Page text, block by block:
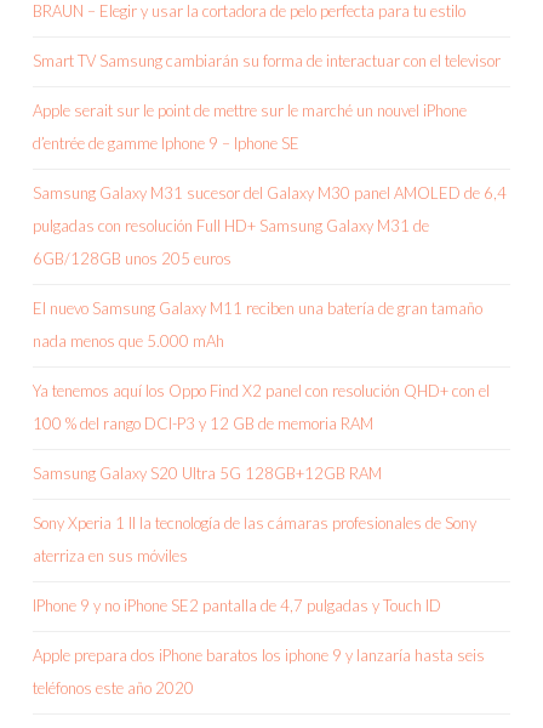
BRAUN – Elegir y usar la cortadora de pelo perfecta para tu estilo
Smart TV Samsung cambiarán su forma de interactuar con el televisor
Apple serait sur le point de mettre sur le marché un nouvel iPhone
d’entrée de gamme Iphone 9 – Iphone SE
Samsung Galaxy M31 sucesor del Galaxy M30 panel AMOLED de 6,4
pulgadas con resolución Full HD+ Samsung Galaxy M31 de
6GB/128GB unos 205 euros
El nuevo Samsung Galaxy M11 reciben una batería de gran tamaño
nada menos que 5.000 mAh
Ya tenemos aquí los Oppo Find X2 panel con resolución QHD+ con el
100 % del rango DCI-P3 y 12 GB de memoria RAM
Samsung Galaxy S20 Ultra 5G 128GB+12GB RAM
Sony Xperia 1 II la tecnología de las cámaras profesionales de Sony
aterriza en sus móviles
IPhone 9 y no iPhone SE2 pantalla de 4,7 pulgadas y Touch ID
Apple prepara dos iPhone baratos los iphone 9 y lanzaría hasta seis
teléfonos este año 2020